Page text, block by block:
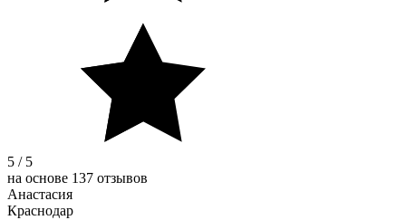
5 / 5
на основе 137 отзывов
Анастасия
Краснодар